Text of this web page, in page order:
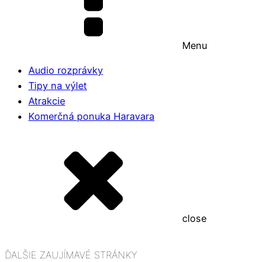
Menu
Audio rozprávky
Tipy na výlet
Atrakcie
Komerčná ponuka Haravara
close
ĎALŠIE ZAUJÍMAVÉ STRÁNKY